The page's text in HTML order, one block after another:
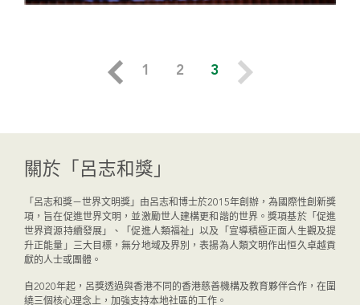
1 2 3
關於「呂志和獎」
「呂志和獎－世界文明獎」由呂志和博士於2015年創辦，為國際性創新獎
項，旨在促進世界文明，並激勵世人建構更和諧的世界。獎項基於「促進
世界資源持續發展」、「促進人類福祉」以及「宣導積極正面人生觀及提
升正能量」三大目標，無分地域及界別，表揚為人類文明作出恒久卓越貢
獻的人士或團體。
自2020年起，呂獎透過與香港不同的香港慈善機構及教育夥伴合作，在圍
繞三個核心理念上，加強支持本地社區的工作。